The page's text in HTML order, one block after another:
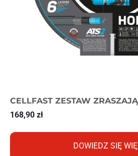
CELLFAST ZESTAW
168,90 zł
DOWIEDZ SIĘ